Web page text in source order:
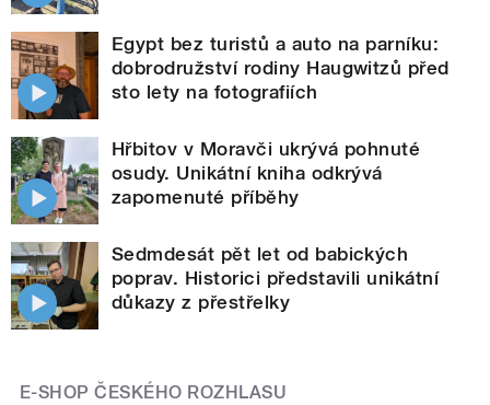
Egypt bez turistů a auto na parníku:
dobrodružství rodiny Haugwitzů před
sto lety na fotografiích
Hřbitov v Moravči ukrývá pohnuté
osudy. Unikátní kniha odkrývá
zapomenuté příběhy
Sedmdesát pět let od babických
poprav. Historici představili unikátní
důkazy z přestřelky
E-SHOP ČESKÉHO ROZHLASU